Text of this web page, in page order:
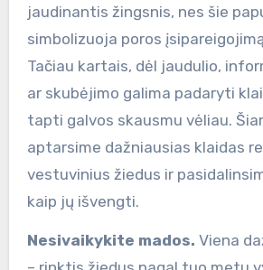
jaudinantis žingsnis, nes šie
simbolizuoja poros
Tačiau kartais, dėl jaudulio,
ar skubėjimo galima padaryti
tapti galvos skausmu vėliau.
aptarsime dažniausias klaidas
vestuvinius žiedus ir
kaip jų išvengti.
Nesivaikykite mados. Viena